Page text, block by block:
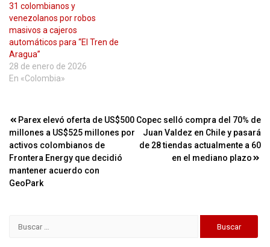
31 colombianos y
venezolanos por robos
masivos a cajeros
automáticos para “El Tren de
Aragua”
28 de enero de 2026
En «Colombia»
Navegación
de
entradas
Parex elevó oferta de US$500
millones a US$525 millones por
activos colombianos de
Frontera Energy que decidió
mantener acuerdo con
GeoPark
Copec selló compra del 70% de
Juan Valdez en Chile y pasará
de 28 tiendas actualmente a 60
en el mediano plazo